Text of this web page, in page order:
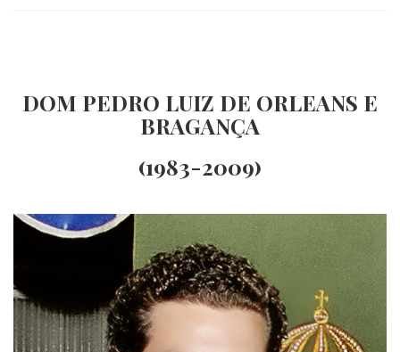
DOM PEDRO LUIZ DE ORLEANS E
BRAGANÇA
(1983-2009)